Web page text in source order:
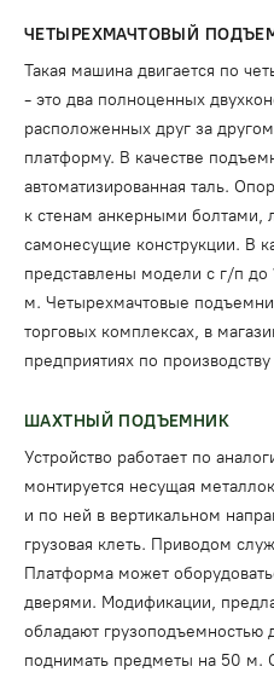
ЧЕТЫРЕХМАЧТОВЫЙ
Такая машина двигается по
- это два полноценных
расположенных друг за
платформу. В качестве
автоматизированная таль.
к стенам анкерными болтами,
самонесущие конструкции. В
представлены модели с г/п
м. Четырехмачтовые
торговых комплексах, в
предприятиях по
ШАХТНЫЙ ПОДЪЕМНИК
Устройство работает по
монтируется несущая
и по ней в вертикальном
грузовая клеть. Приводом
Платформа может
дверями. Модификации,
обладают грузоподъемностью
поднимать предметы на 50 м.